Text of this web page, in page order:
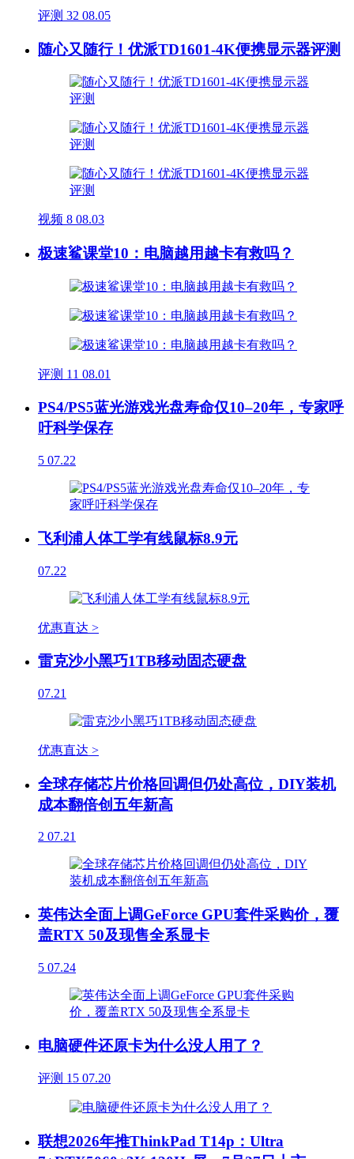
评测 32 08.05
随心又随行！优派TD1601-4K便携显示器评测
视频 8 08.03
极速鲨课堂10：电脑越用越卡有救吗？
评测 11 08.01
PS4/PS5蓝光游戏光盘寿命仅10–20年，专家呼
吁科学保存
5 07.22
飞利浦人体工学有线鼠标8.9元
07.22
优惠直达 >
雷克沙小黑巧1TB移动固态硬盘
07.21
优惠直达 >
全球存储芯片价格回调但仍处高位，DIY装机
成本翻倍创五年新高
2 07.21
英伟达全面上调GeForce GPU套件采购价，覆
盖RTX 50及现售全系显卡
5 07.24
电脑硬件还原卡为什么没人用了？
评测 15 07.20
联想2026年推ThinkPad T14p：Ultra